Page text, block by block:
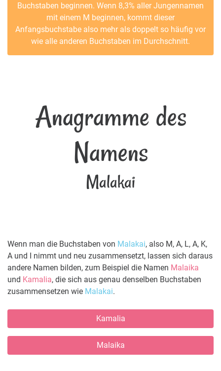
Buchstaben beginnen. Wenn 8,3% aller Jungennamen
mit einem M beginnen, kommt dieser
Anfangsbuchstabe also mehr als doppelt so häufig vor
wie alle anderen Buchstaben im Durchschnitt.
Anagramme des
Namens
Malakai
Wenn man die Buchstaben von Malakai, also M, A, L, A, K,
A und I nimmt und neu zusammensetzt, lassen sich daraus
andere Namen bilden, zum Beispiel die Namen Malaika
und Kamalia, die sich aus genau denselben Buchstaben
zusammensetzen wie Malakai.
Kamalia
Malaika